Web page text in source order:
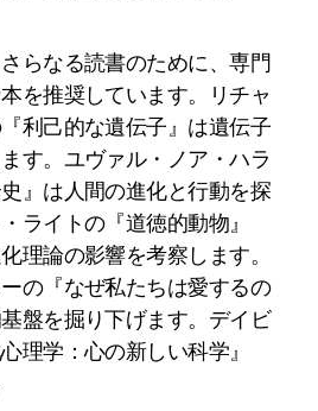
らなる読書のために、専門
を推奨しています。リチャ
利己的な遺伝子』は遺伝子
す。ユヴァル・ノア・ハラ
』は人間の進化と行動を探
ライトの『道徳的動物』
理論の影響を考察します。
の『なぜ私たちは愛するの
盤を掘り下げます。デイビ
理学：心の新しい科学』